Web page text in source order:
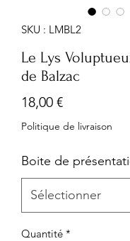
SKU : LMBL2
Le Lys
de Balzac
18,00 €Prix
Politique de livraison
Boite de
Quantité *